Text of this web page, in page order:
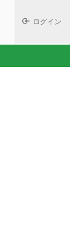
ログイン